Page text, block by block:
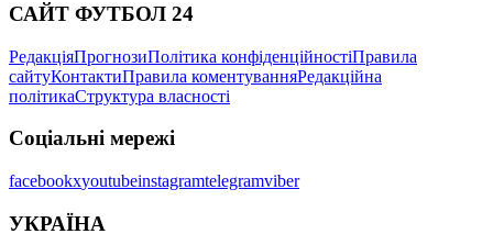
САЙТ ФУТБОЛ 24
РедакціяПрогнозиПолітика конфіденційностіПравила
сайтуКонтактиПравила коментуванняРедакційна
політикаСтруктура власності
Соціальні мережі
facebookxyoutubeinstagramtelegramviber
УКРАЇНА